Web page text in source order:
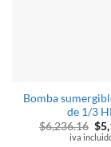
Bomba
de 1/3
$6,236.16 El
$
iva